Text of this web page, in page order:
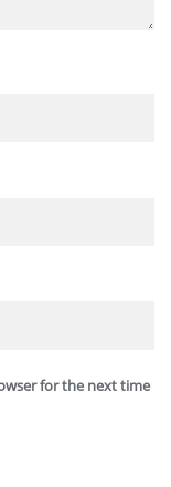
for the next time